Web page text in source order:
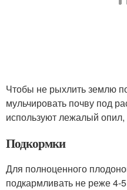
Чтобы не рыхлить землю
мульчировать почву под
используют лежалый
Подкормки
Для полноценного
подкармливать не реже 4-5